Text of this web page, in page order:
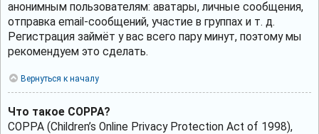
анонимным пользователям: аватары, личные сообщения,
отправка email-сообщений, участие в группах и т. д.
Регистрация займёт у вас всего пару минут, поэтому мы
рекомендуем это сделать.
Вернуться к началу
Что такое COPPA?
COPPA (Children’s Online Privacy Protection Act of 1998),